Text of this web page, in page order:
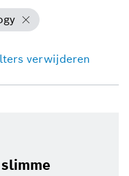
verwijderen